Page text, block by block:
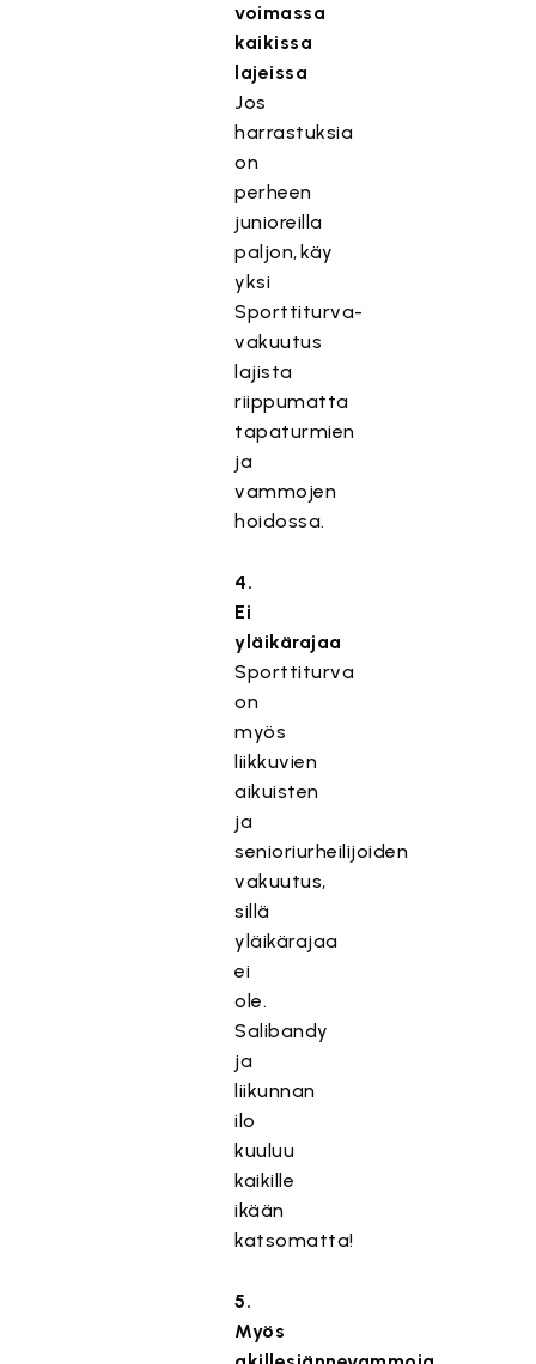
voimassa
kaikissa
lajeissa
Jos
harrastuksia
on
perheen
junioreilla
paljon, käy
yksi
Sporttiturva-
vakuutus
lajista
riippumatta
tapaturmien
ja
vammojen
hoidossa.
4.
Ei
yläikärajaa
Sporttiturva
on
myös
liikkuvien
aikuisten
ja
senioriurheilijoiden
vakuutus,
sillä
yläikärajaa
ei
ole.
Salibandy
ja
liikunnan
ilo
kuuluu
kaikille
ikään
katsomatta!
5.
Myös